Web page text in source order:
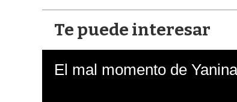
Te puede interesar